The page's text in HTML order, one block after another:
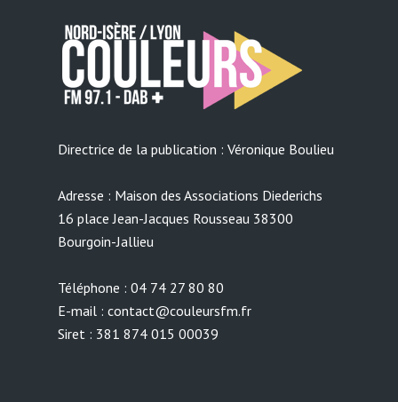
Directrice de la publication : Véronique Boulieu
Adresse : Maison des Associations Diederichs
16 place Jean-Jacques Rousseau 38300
Bourgoin-Jallieu
Téléphone : 04 74 27 80 80
E-mail : contact@couleursfm.fr
Siret : 381 874 015 00039